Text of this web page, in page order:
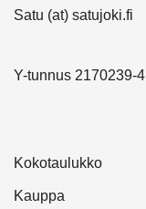
Satu (at) satujoki.fi
Y-tunnus 2170239-4
Kokotaulukko
Kauppa